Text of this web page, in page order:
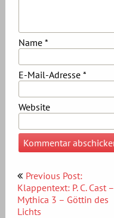
Name *
E-Mail-Adresse *
Website
Beitragsnavigation
Previous Post:
Klappentext: P. C. Cast –
Mythica 3 – Göttin des
Lichts